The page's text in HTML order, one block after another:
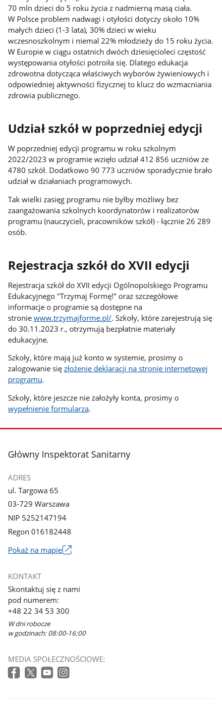
70 mln dzieci do 5 roku życia z nadmierną masą ciała.
W Polsce problem nadwagi i otyłości dotyczy około 10%
małych dzieci (1-3 lata), 30% dzieci w wieku
wczesnoszkolnym i niemal 22% młodzieży do 15 roku życia.
W Europie w ciągu ostatnich dwóch dziesięcioleci częstość
występowania otyłości potroiła się. Dlatego edukacja
zdrowotna dotycząca właściwych wyborów żywieniowych i
odpowiedniej aktywności fizycznej to klucz do wzmacniania
zdrowia publicznego.
Udział szkół w poprzedniej edycji
W poprzedniej edycji programu w roku szkolnym
2022/2023 w programie wzięło udział 412 856 uczniów ze
4780 szkół. Dodatkowo 90 773 uczniów sporadycznie brało
udział w działaniach programowych.
Tak wielki zasięg programu nie byłby możliwy bez
zaangażowania szkolnych koordynatorów i realizatorów
programu (nauczycieli, pracowników szkół) - łącznie 26 289
osób.
Rejestracja szkół do XVII edycji
Rejestracja szkół do XVII edycji Ogólnopolskiego Programu
Edukacyjnego "Trzymaj Formę!" oraz szczegółowe
informacje o programie są dostępne na
stroniewww.trzymajforme.pl/. Szkoły, które zarejestrują się
do 30.11.2023 r., otrzymują bezpłatnie materiały
edukacyjne.
Szkoły, które mają już konto w systemie, prosimy o
zalogowanie sięzłożenie deklaracji na stronie internetowej
programu.
Szkoły, które jeszcze nie założyły konta, prosimy o
wypełnienie formularza.
stopka
Główny Inspektorat Sanitarny
ADRES
ul. Targowa 65
03-729 Warszawa
NIP 5252147194
Regon 016182448
Pokaż na mapie
się
w
nowym
oknie
KONTAKT
Skontaktuj się z nami
pod numerem:
+48 22 34 53 300
W dni robocze
w godzinach: 08:00-16:00
MEDIA SPOŁECZNOŚCIOWE: